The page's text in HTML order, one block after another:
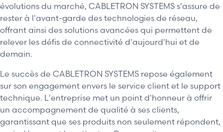
évolutions du marché, CABLETRON SYSTEMS s'assure de
rester à l'avant-garde des technologies de réseau,
offrant ainsi des solutions avancées qui permettent de
relever les défis de connectivité d'aujourd'hui et de
demain.
Le succès de CABLETRON SYSTEMS repose également
sur son engagement envers le service client et le support
technique. L'entreprise met un point d'honneur à offrir
un accompagnement de qualité à ses clients,
garantissant que ses produits non seulement répondent,